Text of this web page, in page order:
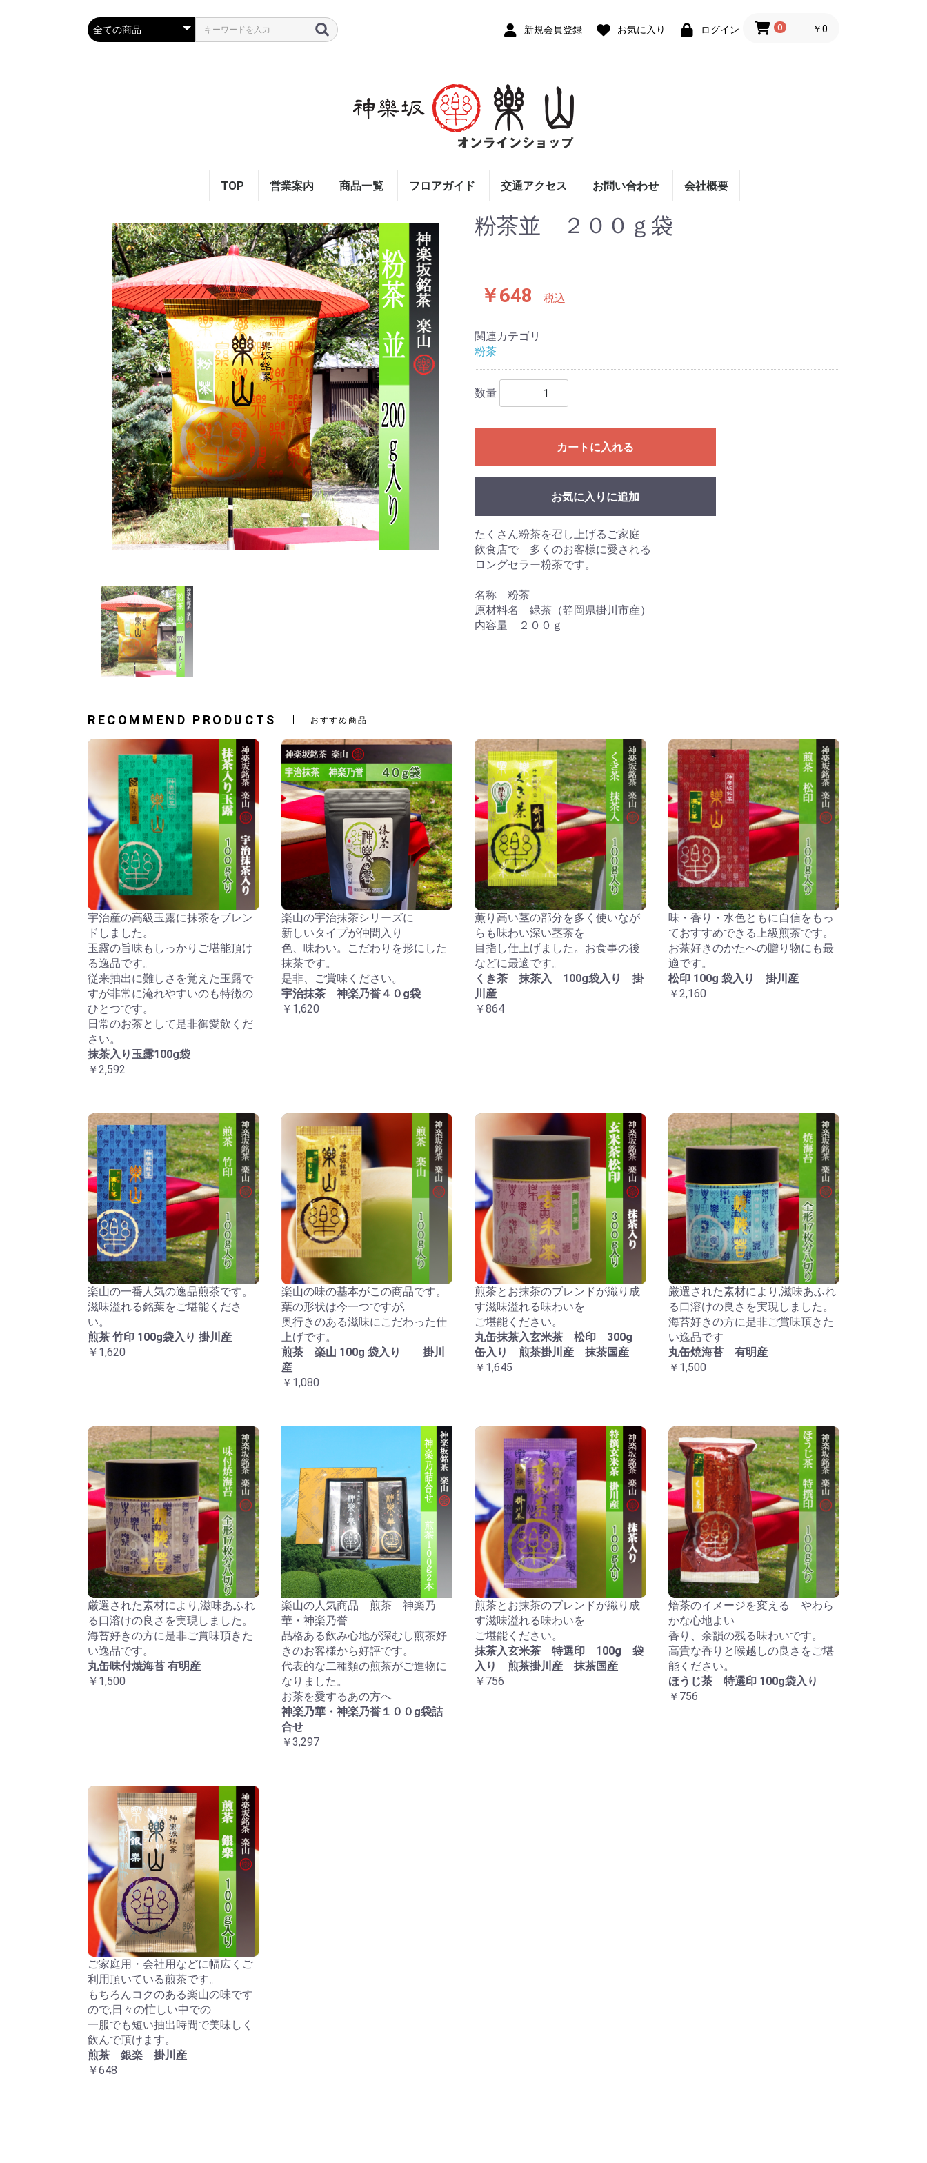
新規会員登録 お気に入り ログイン 0 ￥0
TOP 営業案内 商品一覧 フロアガイド 交通アクセス お問い合わせ 会社概要
粉茶並 ２００ｇ袋
￥648 税込
関連カテゴリ
粉茶
数量
カートに入れる
お気に入りに追加
たくさん粉茶を召し上げるご家庭
飲食店で 多くのお客様に愛される
ロングセラー粉茶です。
名称 粉茶
原材料名 緑茶（静岡県掛川市産）
内容量 ２００ｇ
RECOMMEND PRODUCTS おすすめ商品
宇治産の高級玉露に抹茶をブレン
ドしました。
玉露の旨味もしっかりご堪能頂け
る逸品です。
従来抽出に難しさを覚えた玉露で
すが非常に淹れやすいのも特徴の
ひとつです。
日常のお茶として是非御愛飲くだ
さい。
抹茶入り玉露100g袋
￥2,592
楽山の宇治抹茶シリーズに
新しいタイプが仲間入り
色、味わい。こだわりを形にした
抹茶です。
是非、ご賞味ください。
宇治抹茶 神楽乃誉４０g袋
￥1,620
薫り高い茎の部分を多く使いなが
らも味わい深い茎茶を
目指し仕上げました。お食事の後
などに最適です。
くき茶 抹茶入 100g袋入り 掛
川産
￥864
味・香り・水色ともに自信をもっ
ておすすめできる上級煎茶です。
お茶好きのかたへの贈り物にも最
適です。
松印 100g 袋入り 掛川産
￥2,160
楽山の一番人気の逸品煎茶です。
滋味溢れる銘葉をご堪能くださ
い。
煎茶 竹印 100g袋入り 掛川産
￥1,620
楽山の味の基本がこの商品です。
葉の形状は今一つですが,
奥行きのある滋味にこだわった仕
上げです。
煎茶 楽山 100g 袋入り 掛川
産
￥1,080
煎茶とお抹茶のブレンドが織り成
す滋味溢れる味わいを
ご堪能ください。
丸缶抹茶入玄米茶 松印 300g
缶入り 煎茶掛川産 抹茶国産
￥1,645
厳選された素材により,滋味あふれ
る口溶けの良さを実現しました。
海苔好きの方に是非ご賞味頂きた
い逸品です
丸缶焼海苔 有明産
￥1,500
厳選された素材により,滋味あふれ
る口溶けの良さを実現しました。
海苔好きの方に是非ご賞味頂きた
い逸品です。
丸缶味付焼海苔 有明産
￥1,500
楽山の人気商品 煎茶 神楽乃
華・神楽乃誉
品格ある飲み心地が深むし煎茶好
きのお客様から好評です。
代表的な二種類の煎茶がご進物に
なりました。
お茶を愛するあの方へ
神楽乃華・神楽乃誉１００g袋詰
合せ
￥3,297
煎茶とお抹茶のブレンドが織り成
す滋味溢れる味わいを
ご堪能ください。
抹茶入玄米茶 特選印 100g 袋
入り 煎茶掛川産 抹茶国産
￥756
焙茶のイメージを変える やわら
かな心地よい
香り、余韻の残る味わいです。
高貴な香りと喉越しの良さをご堪
能ください。
ほうじ茶 特選印 100g袋入り
￥756
ご家庭用・会社用などに幅広くご
利用頂いている煎茶です。
もちろんコクのある楽山の味です
ので,日々の忙しい中での
一服でも短い抽出時間で美味しく
飲んで頂けます。
煎茶 銀楽 掛川産
￥648